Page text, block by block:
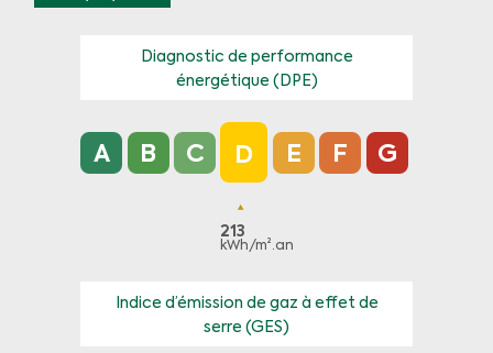
Diagnostic de performance
énergétique (DPE)
Diagnostic de performance énergétique (DPE)
A B C D
213
kWh/m².an
E F G
Indice d’émission de gaz à effet de
serre (GES)